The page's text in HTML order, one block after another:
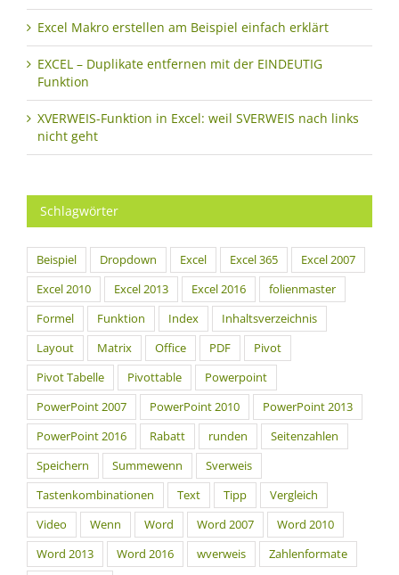
Excel Makro erstellen am Beispiel einfach erklärt
EXCEL – Duplikate entfernen mit der EINDEUTIG
Funktion
XVERWEIS-Funktion in Excel: weil SVERWEIS nach links
nicht geht
Schlagwörter
Beispiel Dropdown Excel Excel 365
Excel 2007
Excel 2010
Excel 2013 Excel 2016
folienmaster
Formel
Funktion Index
Inhaltsverzeichnis
Layout
Matrix Office PDF
Pivot
Pivot Tabelle
Pivottable
Powerpoint
PowerPoint 2007
PowerPoint 2010
PowerPoint 2013
PowerPoint 2016
Rabatt runden
Seitenzahlen
Speichern
Summewenn
Sverweis
Tastenkombinationen
Text Tipp
Vergleich
Video
Wenn Word Word 2007
Word 2010
Word 2013
Word 2016 wverweis
Zahlenformate